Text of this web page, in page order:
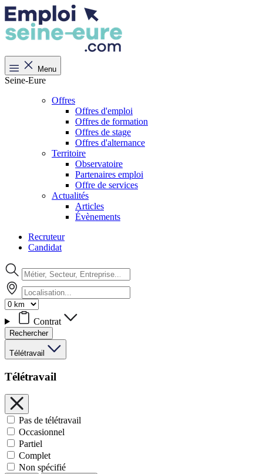
Menu
Seine-Eure
Offres
Offres d'emploi
Offres de formation
Offres de stage
Offres d'alternance
Territoire
Observatoire
Partenaires emploi
Offre de services
Actualités
Articles
Évènements
Recruteur
Candidat
Contrat
Rechercher
Télétravail
Télétravail
Pas de télétravail
Occasionnel
Partiel
Complet
Non spécifié